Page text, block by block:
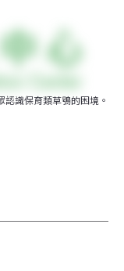
識保育類草鴞的困境。